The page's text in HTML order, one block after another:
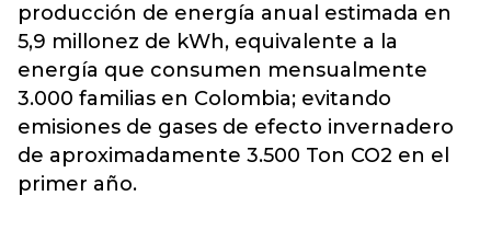
producción de energía anual estimada en
5,9 millonez de kWh, equivalente a la
energía que consumen mensualmente
3.000 familias en Colombia; evitando
emisiones de gases de efecto invernadero
de aproximadamente 3.500 Ton CO2 en el
primer año.